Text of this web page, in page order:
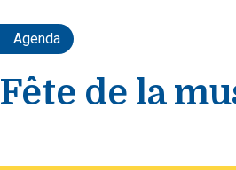
Agenda
Fête de la